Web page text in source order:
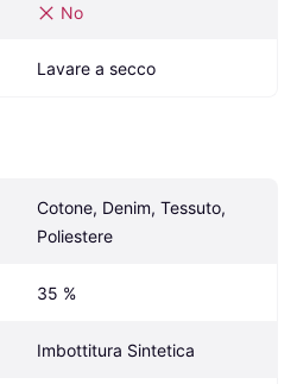
No
Lavare a secco
Cotone, Denim, Tessuto,
Poliestere
35 %
Imbottitura Sintetica